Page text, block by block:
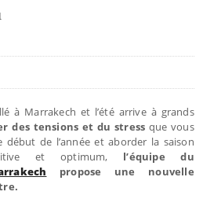
à Marrakech et l’été arrive à grands
des tensions et du stress que vous
de l’année et aborder la saison
et optimum, l’équipe du
propose une nouvelle